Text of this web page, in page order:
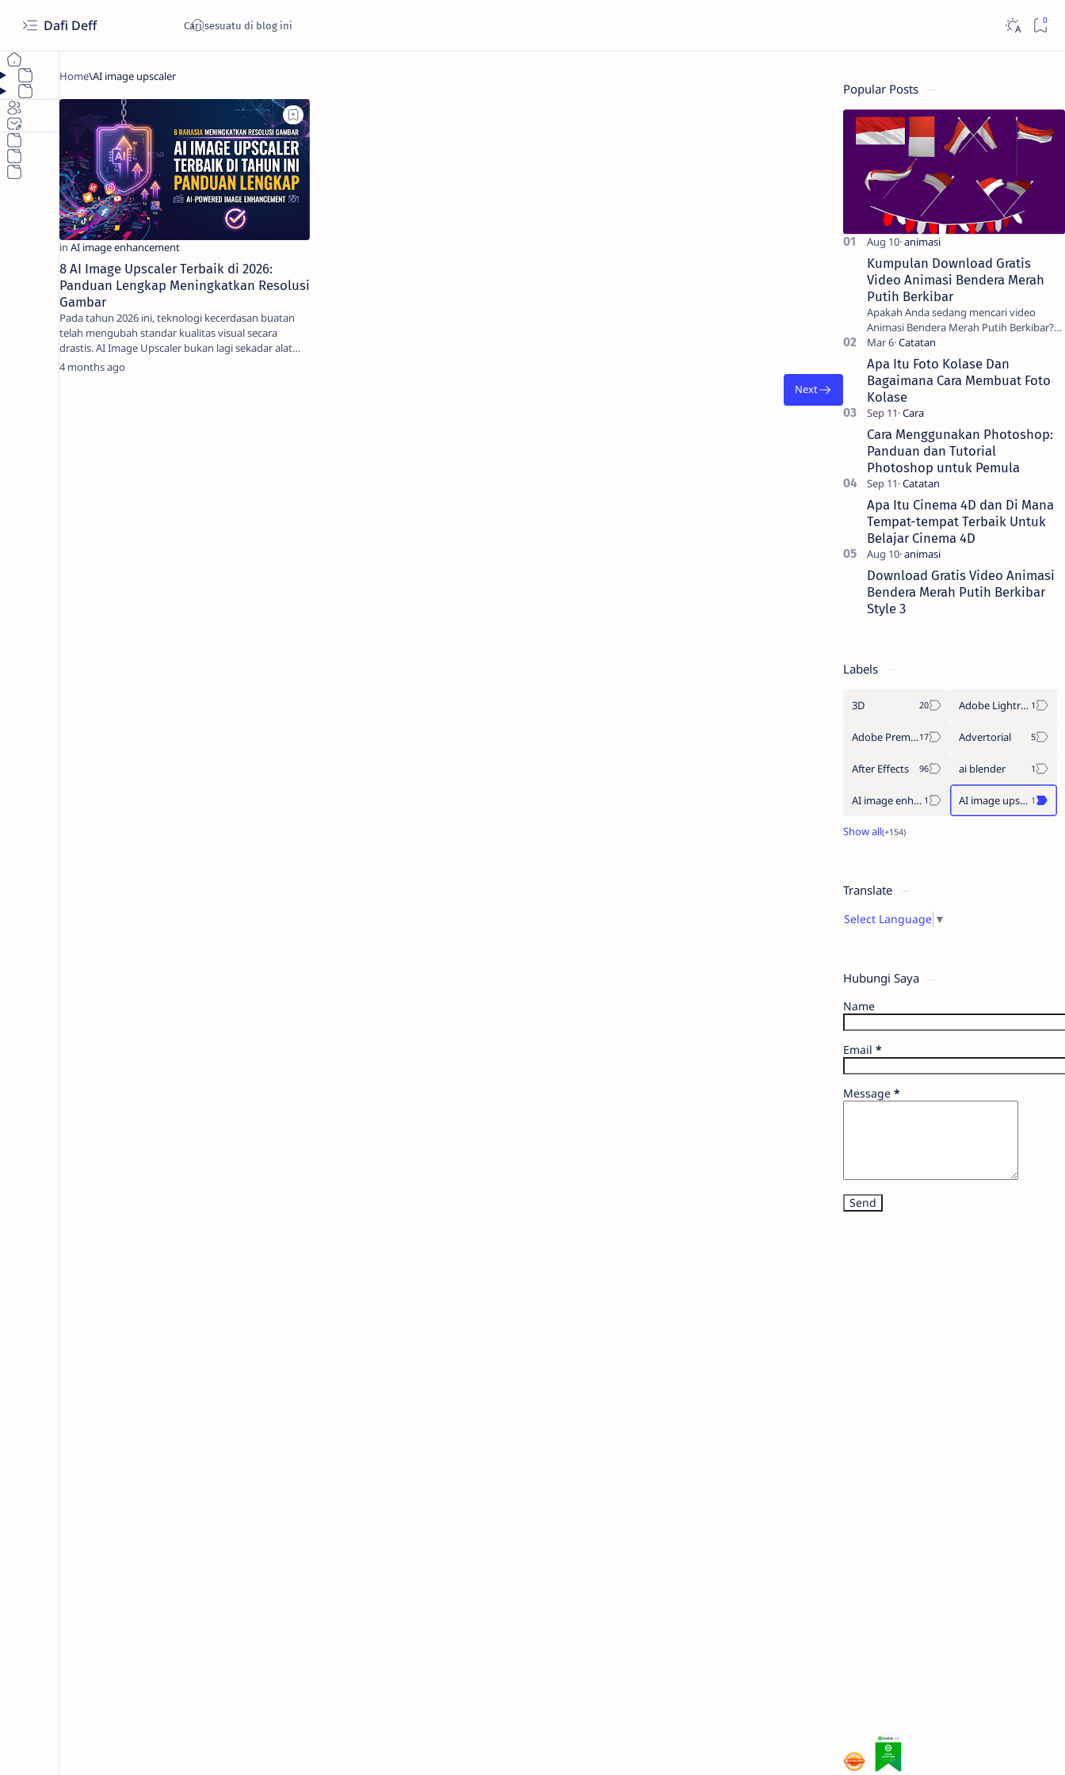
Dafi Deff
8 AI Image Upscaler Terbaik di 2026:
Panduan Lengkap Meningkatkan Resolusi
Gambar
Pada tahun 2026 ini, teknologi kecerdasan buatan
telah mengubah standar kualitas visual secara
drastis. AI Image Upscaler bukan lagi sekadar alat
unt…
4 months ago
Popular Posts
Kumpulan Download Gratis
Video Animasi Bendera Merah
Putih Berkibar
Apakah Anda sedang mencari video
Animasi Bendera Merah Putih Berkibar?
Nah, berikut ini adalah kumpulan video
animasi bendera Negara Kesatuan
Republi…
Apa Itu Foto Kolase Dan
Bagaimana Cara Membuat Foto
Kolase
Cara Menggunakan Photoshop:
Panduan dan Tutorial
Photoshop untuk Pemula
Apa Itu Cinema 4D dan Di Mana
Tempat-tempat Terbaik Untuk
Belajar Cinema 4D
Download Gratis Video Animasi
Bendera Merah Putih Berkibar
Style 3
Labels
3D Adobe Lightroom
Adobe Premiere Pro Advertorial
After Effects ai blender
AI image enhancement AI image upscaler
Translate
Select Language ▼
Hubungi Saya
Name
Email *
Message *